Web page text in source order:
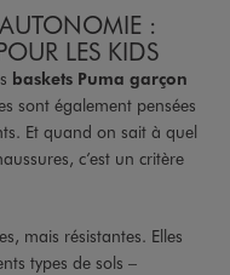
:
LES KIDS
baskets Puma garçon
sont également pensées
Et quand on sait à quel
c’est un critère
mais résistantes. Elles
types de sols –